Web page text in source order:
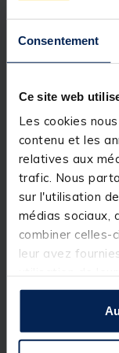
Consentement
Ce site web
Les cookies
contenu et les
relatives aux
trafic. Nous
sur l'utilisation
médias sociaux,
combiner celles-
leur avez
boutons sont
MODULARITÉ
Chaque station
modulables,
entièrement
gamme
CONFORT
TEOS a mis
plus larges
adaptées
également
pendant les
STABILITÉ &
Les pieds sont